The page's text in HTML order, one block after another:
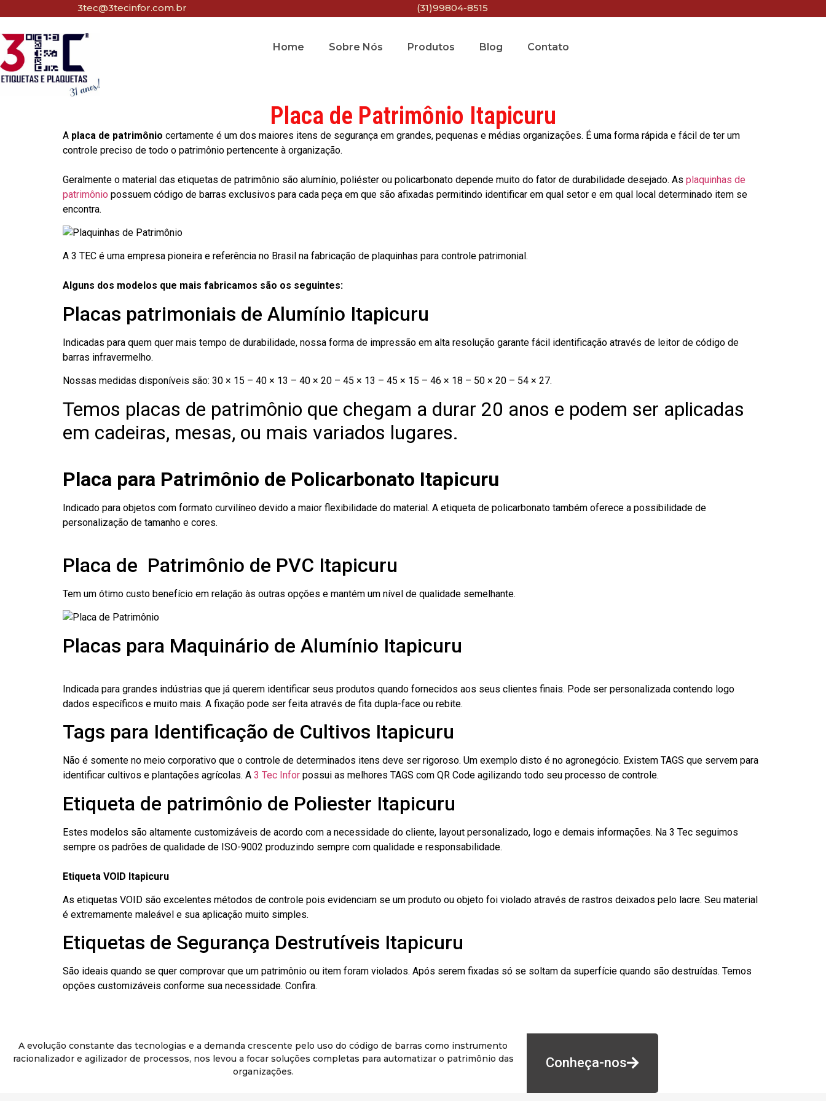
3tec@3tecinfor.com.br (31)99804-8515
Home Sobre Nós Produtos Blog Contato
Placa de Patrimônio Itapicuru
A placa de patrimônio certamente é um dos maiores itens de segurança em grandes, pequenas e médias organizações. É uma forma rápida e fácil de ter um
controle preciso de todo o patrimônio pertencente à organização.
Geralmente o material das etiquetas de patrimônio são alumínio, poliéster ou policarbonato depende muito do fator de durabilidade desejado. As plaquinhas de
patrimônio possuem código de barras exclusivos para cada peça em que são afixadas permitindo identificar em qual setor e em qual local determinado item se
encontra.
A 3 TEC é uma empresa pioneira e referência no Brasil na fabricação de plaquinhas para controle patrimonial.
Alguns dos modelos que mais fabricamos são os seguintes:
Placas patrimoniais de Alumínio Itapicuru
Indicadas para quem quer mais tempo de durabilidade, nossa forma de impressão em alta resolução garante fácil identificação através de leitor de código de
barras infravermelho.
Nossas medidas disponíveis são: 30 × 15 – 40 × 13 – 40 × 20 – 45 × 13 – 45 × 15 – 46 × 18 – 50 × 20 – 54 × 27.
Temos placas de patrimônio que chegam a durar 20 anos e podem ser aplicadas
em cadeiras, mesas, ou mais variados lugares.
Placa para Patrimônio de Policarbonato Itapicuru
Indicado para objetos com formato curvilíneo devido a maior flexibilidade do material. A etiqueta de policarbonato também oferece a possibilidade de
personalização de tamanho e cores.
Placa de Patrimônio de PVC Itapicuru
Tem um ótimo custo benefício em relação às outras opções e mantém um nível de qualidade semelhante.
Placas para Maquinário de Alumínio Itapicuru
Indicada para grandes indústrias que já querem identificar seus produtos quando fornecidos aos seus clientes finais. Pode ser personalizada contendo logo
dados específicos e muito mais. A fixação pode ser feita através de fita dupla-face ou rebite.
Tags para Identificação de Cultivos Itapicuru
Não é somente no meio corporativo que o controle de determinados itens deve ser rigoroso. Um exemplo disto é no agronegócio. Existem TAGS que servem para
identificar cultivos e plantações agrícolas. A 3 Tec Infor possui as melhores TAGS com QR Code agilizando todo seu processo de controle.
Etiqueta de patrimônio de Poliester Itapicuru
Estes modelos são altamente customizáveis de acordo com a necessidade do cliente, layout personalizado, logo e demais informações. Na 3 Tec seguimos
sempre os padrões de qualidade de ISO-9002 produzindo sempre com qualidade e responsabilidade.
Etiqueta VOID Itapicuru
As etiquetas VOID são excelentes métodos de controle pois evidenciam se um produto ou objeto foi violado através de rastros deixados pelo lacre. Seu material
é extremamente maleável e sua aplicação muito simples.
Etiquetas de Segurança Destrutíveis Itapicuru
São ideais quando se quer comprovar que um patrimônio ou item foram violados. Após serem fixadas só se soltam da superfície quando são destruídas. Temos
opções customizáveis conforme sua necessidade. Confira.
A evolução constante das tecnologias e a demanda crescente pelo uso do código de barras como instrumento
racionalizador e agilizador de processos, nos levou a focar soluções completas para automatizar o patrimônio das
organizações.
Conheça-nos